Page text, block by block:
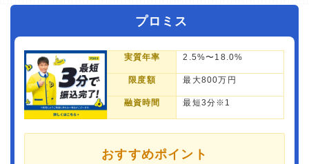
プロミス
実質年率 2.5%〜18.0%
限度額 最大800万円
融資時間 最短3分※1
おすすめポイント